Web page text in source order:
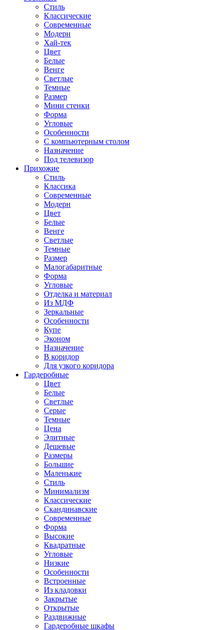
Стиль
Классические
Современные
Модерн
Хай-тек
Цвет
Белые
Венге
Светлые
Темные
Размер
Мини стенки
Форма
Угловые
Особенности
С компьютерным столом
Назначение
Под телевизор
Прихожие
Стиль
Классика
Современные
Модерн
Цвет
Белые
Венге
Светлые
Темные
Размер
Малогабаритные
Форма
Угловые
Отделка и материал
Из МДФ
Зеркальные
Особенности
Купе
Эконом
Назначение
В коридор
Для узкого коридора
Гардеробные
Цвет
Белые
Светлые
Серые
Темные
Цена
Элитные
Дешевые
Размеры
Большие
Маленькие
Стиль
Минимализм
Классические
Скандинавские
Современные
Форма
Высокие
Квадратные
Угловые
Низкие
Особенности
Встроенные
Из кладовки
Закрытые
Открытые
Раздвижные
Гардеробные шкафы